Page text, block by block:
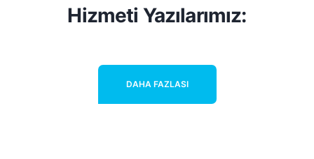
Hizmeti Yazılarımız:
DAHA FAZLASI